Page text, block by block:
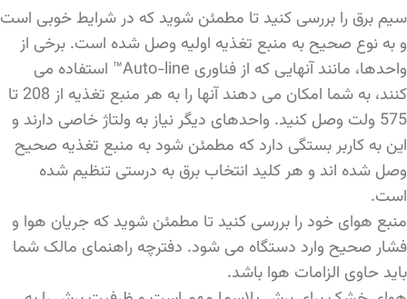
سیم برق را بررسی کنید تا مطمئن شوید که در شرایط خوبی است
و به نوع صحیح به منبع تغذیه اولیه وصل شده است. برخی از
واحدها، مانند آنهایی که از فناوری Auto-line™ استفاده می
کنند، به شما امکان می دهند آنها را به هر منبع تغذیه از 208 تا
575 ولت وصل کنید. واحدهای دیگر نیاز به ولتاژ خاصی دارند و
این به کاربر بستگی دارد که مطمئن شود به منبع تغذیه صحیح
وصل شده اند و هر کلید انتخاب برق به درستی تنظیم شده
است.
منبع هوای خود را بررسی کنید تا مطمئن شوید که جریان هوا و
فشار صحیح وارد دستگاه می شود. دفترچه راهنمای مالک شما
باید حاوی الزامات هوا باشد.